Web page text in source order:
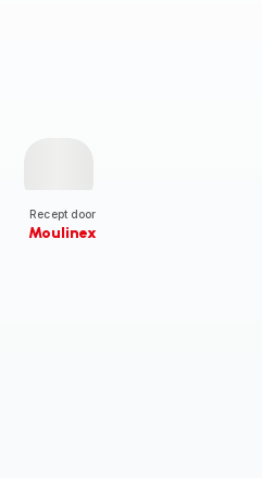
Recept door
Moulinex